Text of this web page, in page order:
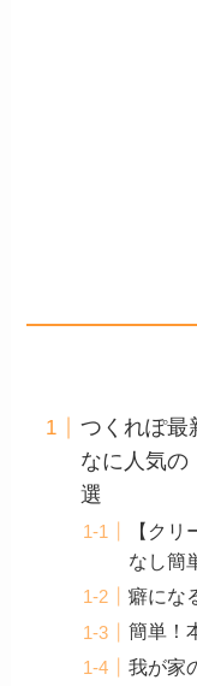
つくれぽ最
なに人気の
選
【ク
なし簡
癖にな
簡単！
我が家